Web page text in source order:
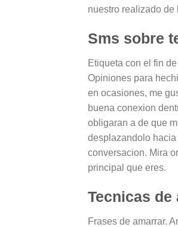
nuestro realizado de
Sms sobre
Etiqueta con el fin
Opiniones para
en ocasiones, me
buena conexion
obligaran a de que
desplazandolo
conversacion. Mira
principal que eres.
Tecnicas de
Frases de amarrar.